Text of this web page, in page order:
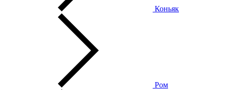
Коньяк
Ром